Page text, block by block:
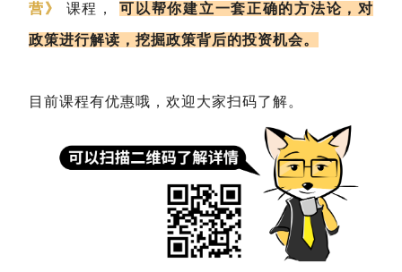
营》 课程， 可以帮你建立一套正确的方法论，对
政策进行解读，挖掘政策背后的投资机会。
目前课程有优惠哦，欢迎大家扫码了解。